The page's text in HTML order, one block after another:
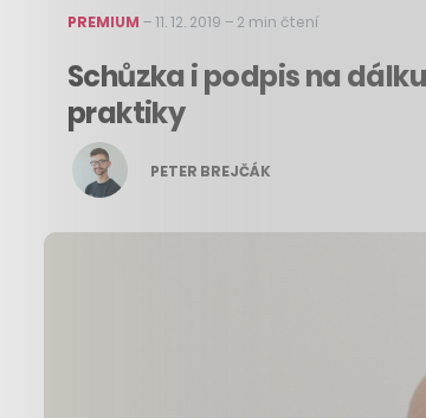
PREMIUM –11. 12. 2019 – 2 min čtení
Schůzka i podpis na
praktiky
PETER BREJČÁK